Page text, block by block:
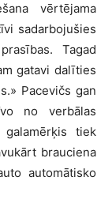
vērtējama
sadarbojušies
Tagad
gatavi dalīties
Pacevičs gan
no verbālas
tiek
brauciena
automātisko